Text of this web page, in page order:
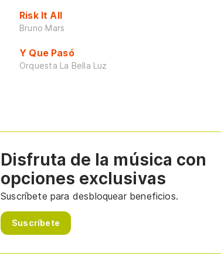
Risk It All
Bruno Mars
Y Que Pasó
Orquesta La Bella Luz
Disfruta de la música con
opciones exclusivas
Suscríbete para desbloquear beneficios.
Suscríbete